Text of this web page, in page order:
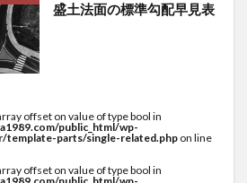
盛土法面の標準勾配早見表
offset on value of type bool in
public_html/wp-
parts/single-related.php on line
offset on value of type bool in